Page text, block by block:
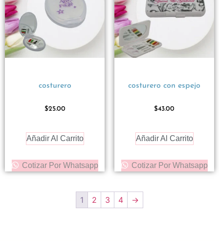
costurero
$25.00
Añadir Al Carrito
Cotizar Por Whatsapp
costurero con espejo
$43.00
Añadir Al Carrito
Cotizar Por Whatsapp
1 2 3 4 →